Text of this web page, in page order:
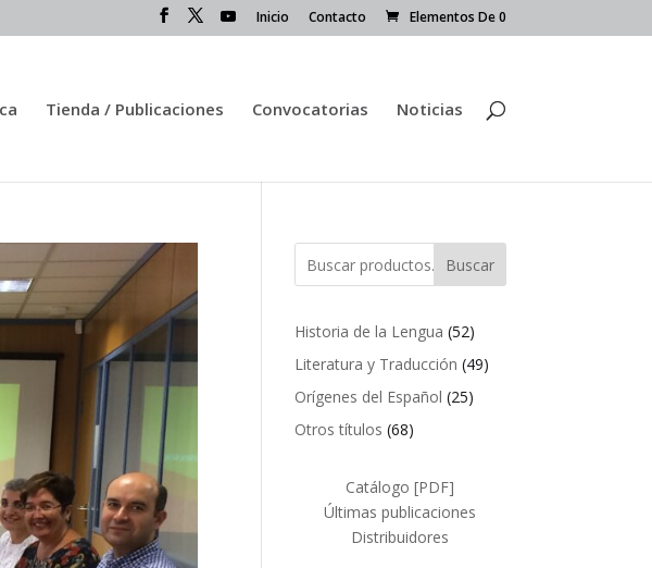
Inicio Contacto Elementos De 0
Tienda / Publicaciones Convocatorias Noticias
Buscar
Historia de la Lengua 5252
productos
Literatura y Traducción 4949
Orígenes del Español 2525
Otros títulos 6868
Catálogo [PDF]
Últimas publicaciones
Distribuidores